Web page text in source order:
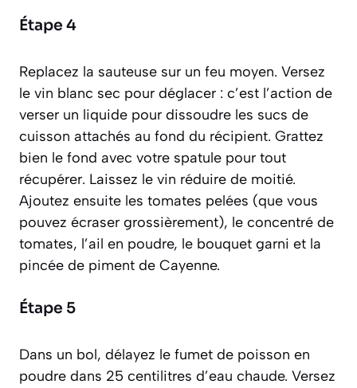
Étape 4
Replacez la sauteuse sur un feu moyen. Versez
le vin blanc sec pour déglacer : c’est l’action de
verser un liquide pour dissoudre les sucs de
cuisson attachés au fond du récipient. Grattez
bien le fond avec votre spatule pour tout
récupérer. Laissez le vin réduire de moitié.
Ajoutez ensuite les tomates pelées (que vous
pouvez écraser grossièrement), le concentré de
tomates, l’ail en poudre, le bouquet garni et la
pincée de piment de Cayenne.
Étape 5
Dans un bol, délayez le fumet de poisson en
poudre dans 25 centilitres d’eau chaude. Versez